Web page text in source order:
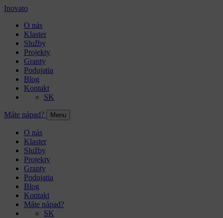
Inovato
O nás
Klaster
Služby
Projekty
Granty
Podujatia
Blog
Kontakt
SK
Máte nápad? Menu
O nás
Klaster
Služby
Projekty
Granty
Podujatia
Blog
Kontakt
Máte nápad?
SK